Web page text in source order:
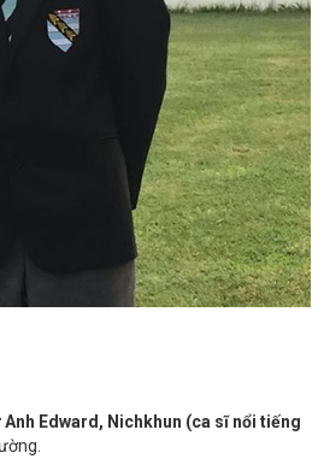
Anh Edward, Nichkhun (ca sĩ nổi tiếng